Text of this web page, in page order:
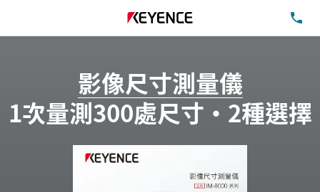
影像尺寸測量儀
1次量測300處尺寸•2種選擇